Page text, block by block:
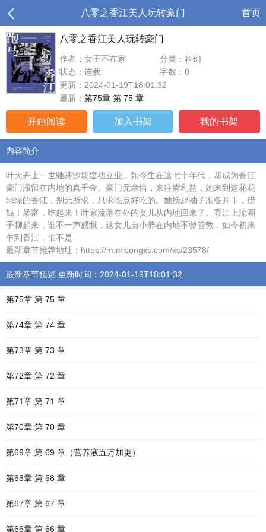
八零之香江美人玩转豪门 首页
八零之香江美人玩转豪门
作者：女王不在家
分类：科幻
状态：连载
字数：0
更新：2024-01-19T18:01:32
最新： 第75章 第 75 章
开始阅读 加入书架 我的书架
内容简介
叶天卉上一世驰骋沙场建功立业，如今生在这七十年代，却成为香江
豪门滞留在内地的真千金。豪门无亲情，来往皆利益，她来到这花花
绿绿的香江，别无所求，只求吃点好吃的。她挽起袖子准备开干，捞
钱！暴富，吃起来！叶家流落在外的女儿从内地回来了。香江上流圈
子聊起来，谁不一声感慨，这女儿自小养在内地不曾管教，如今初来
乍到香江，怕不是
最新章节推荐地址：https://m.misongxs.com/xs/23578/
最新章节预览 更新时间：2024-01-19T18:01:32
第75章 第 75 章
第74章 第 74 章
第73章 第 73 章
第72章 第 72 章
第71章 第 71 章
第70章 第 70 章
第69章 第 69 章（营养液五万加更）
第68章 第 68 章
第67章 第 67 章
第66章 第 66 章